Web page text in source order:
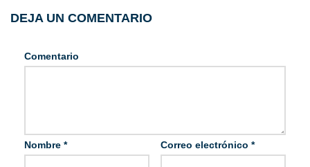
DEJA UN COMENTARIO
Comentario
Nombre * Correo electrónico *